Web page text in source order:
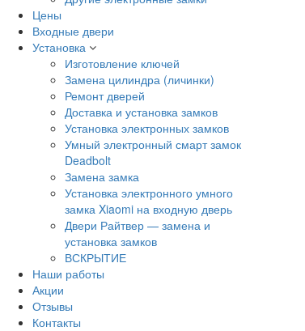
Цены
Входные двери
Установка
Изготовление ключей
Замена цилиндра (личинки)
Ремонт дверей
Доставка и установка замков
Установка электронных замков
Умный электронный смарт замок
Deadbolt
Замена замка
Установка электронного умного
замка Xiaomi на входную дверь
Двери Райтвер — замена и
установка замков
ВСКРЫТИЕ
Наши работы
Акции
Отзывы
Контакты